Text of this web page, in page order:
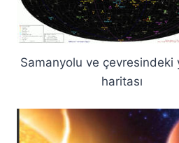
Samanyolu ve çevresindeki
haritası